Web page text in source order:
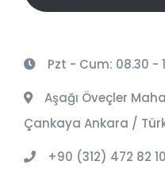
Pzt - Cum: 08.30 -
Aşağı Öveçler
Çankaya Ankara /
+90 (312) 472 82 10